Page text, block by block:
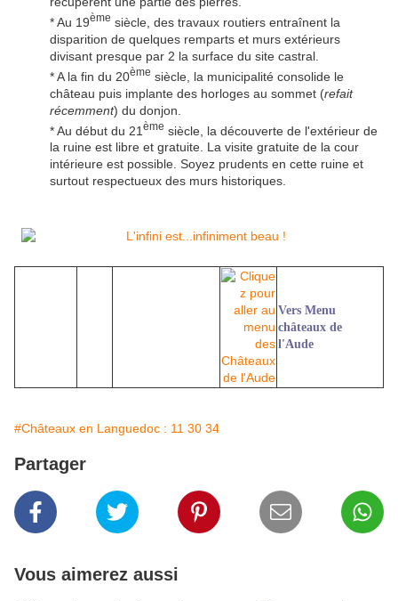
* Au 19ème siècle, des travaux routiers entraînent la
disparition de quelques remparts et murs extérieurs
divisant presque par 2 la surface du site castral.
* A la fin du 20ème siècle, la municipalité consolide le
château puis implante des horloges au sommet (refait
récemment) du donjon.
* Au début du 21 ème siècle, la découverte de l'extérieur de
la ruine est libre et gratuite. La visite gratuite de la cour
intérieure est possible. Soyez prudents en cette ruine et
surtout respectueux des murs historiques.
Vers Menu
châteaux de
l'Aude
#Châteaux en Languedoc : 11 30 34
Partager
Vous aimerez aussi